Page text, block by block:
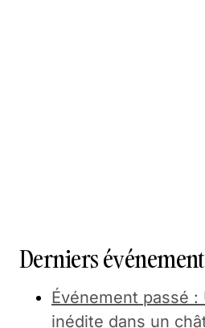
Derniers
Événement passé
inédite dans un